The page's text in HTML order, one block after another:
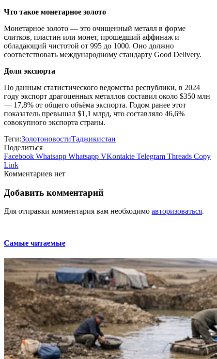
Что такое монетарное золото
Монетарное золото — это очищенный металл в форме
слитков, пластин или монет, прошедший аффинаж и
обладающий чистотой от 995 до 1000. Оно должно
соответствовать международному стандарту Good Delivery.
Доля экспорта
По данным статистического ведомства республики, в 2024
году экспорт драгоценных металлов составил около $350 млн
— 17,8% от общего объёма экспорта. Годом ранее этот
показатель превышал $1,1 млрд, что составляло 46,6%
совокупного экспорта страны.
Теги:ЗолотоновостиТаджикистан
Поделиться
Facebook Whatsapp Whatsapp VKontakte Telegram Threads Copy
Link
Комментариев нет
Добавить комментарий
Для отправки комментария вам необходимо авторизоваться.
Самые читаемые